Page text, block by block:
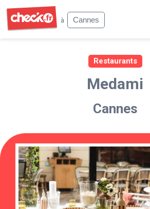
à
Cannes
Restaurants
Medami
Cannes